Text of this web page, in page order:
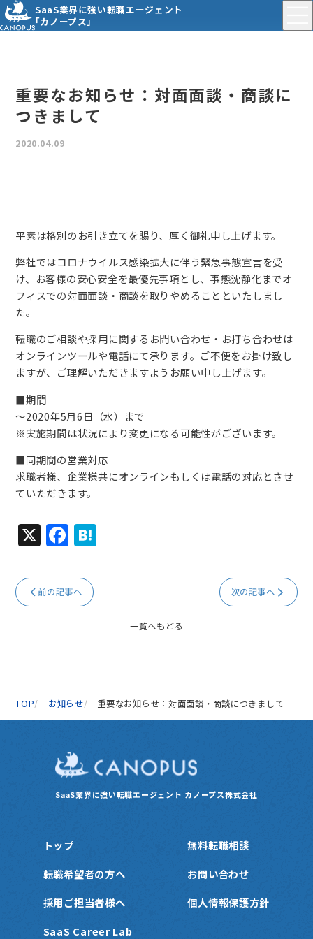
SaaS業界に強い転職エージェント
「カノープス」
重要なお知らせ：対面面談・商談に
つきまして
2020.04.09
平素は格別のお引き立てを賜り、厚く御礼申し上げます。
弊社ではコロナウイルス感染拡大に伴う緊急事態宣言を受
け、お客様の安心安全を最優先事項とし、事態沈静化までオ
フィスでの対面面談・商談を取りやめることといたしまし
た。
転職のご相談や採用に関するお問い合わせ・お打ち合わせは
オンラインツールや電話にて承ります。ご不便をお掛け致し
ますが、ご理解いただきますようお願い申し上げます。
■期間
～2020年5月6日（水）まで
※実施期間は状況により変更になる可能性がございます。
■同期間の営業対応
求職者様、企業様共にオンラインもしくは電話の対応とさせ
ていただきます。
X F
c
e
k
前の記事へ
一覧へもどる
次の記事へ
TOP お知らせ 重要なお知らせ：対面面談・商談につきまして
SaaS業界に強い転職エージェント カノープス株式会社
トップ
転職希望者の方へ
採用ご担当者様へ
SaaS Career Lab
無料転職相談
お問い合わせ
個人情報保護方針